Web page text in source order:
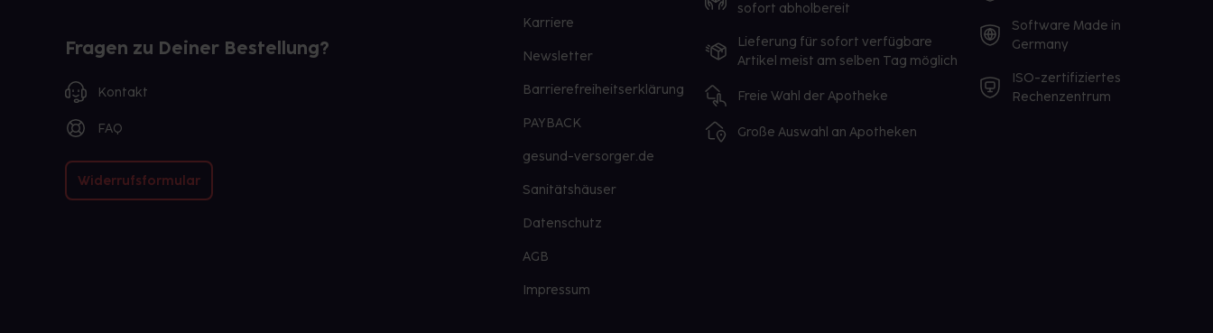
Fragen zu Deiner Bestellung?
Kontakt
FAQ
Widerrufsformular
Karriere
Newsletter
Barrierefreiheitserklärung
PAYBACK
gesund-versorger.de
Sanitätshäuser
Datenschutz
AGB
Impressum
sofort abholbereit
Lieferung für sofort verfügbare
Artikel meist am selben Tag möglich
Freie Wahl der Apotheke
Große Auswahl an Apotheken
Software Made in
Germany
ISO-zertifiziertes
Rechenzentrum